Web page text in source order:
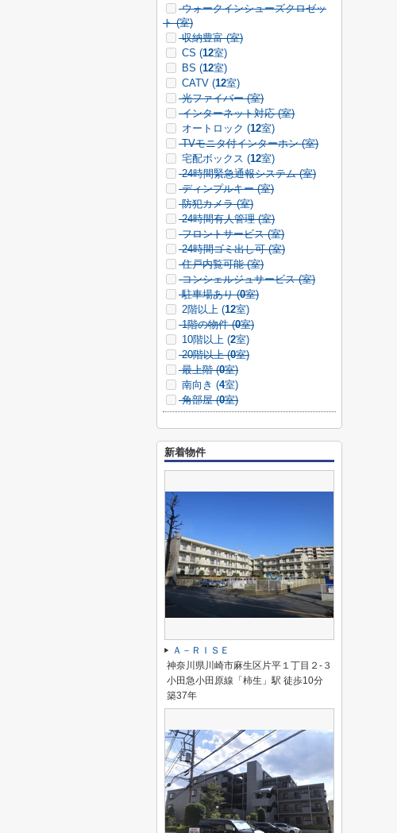
ウォークインシューズクロゼッ
ト (室)
収納豊富 (室)
CS (12室)
BS (12室)
CATV (12室)
光ファイバー (室)
インターネット対応 (室)
オートロック (12室)
TVモニタ付インターホン (室)
宅配ボックス (12室)
24時間緊急通報システム (室)
ディンプルキー (室)
防犯カメラ (室)
24時間有人管理 (室)
フロントサービス (室)
24時間ゴミ出し可 (室)
住戸内覧可能 (室)
コンシェルジュサービス (室)
駐車場あり (0室)
2階以上 (12室)
1階の物件 (0室)
10階以上 (2室)
20階以上 (0室)
最上階 (0室)
南向き (4室)
角部屋 (0室)
新着物件
Ａ－ＲＩＳＥ
神奈川県川崎市麻生区片平１丁目２-３
小田急小田原線「柿生」駅 徒歩10分
築37年